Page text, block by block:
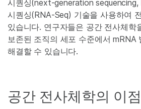
시퀀싱(next-generation sequencing,
시퀀싱(RNA-Seq) 기술을 사용하여
있습니다. 연구자들은 공간 전사체학
보존된 조직의 세포 수준에서 mRNA
해결할 수 있습니다.
공간 전사체학의 이점